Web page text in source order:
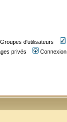
Groupes d'utilisateurs
privés Connexion